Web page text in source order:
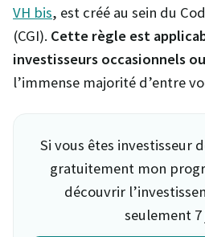
VH bis, est créé au sein du
(CGI). Cette règle est
investisseurs occasionnels ou
l’immense majorité d’entre
Si vous êtes investisseur
gratuitement mon
découvrir
seulement 7